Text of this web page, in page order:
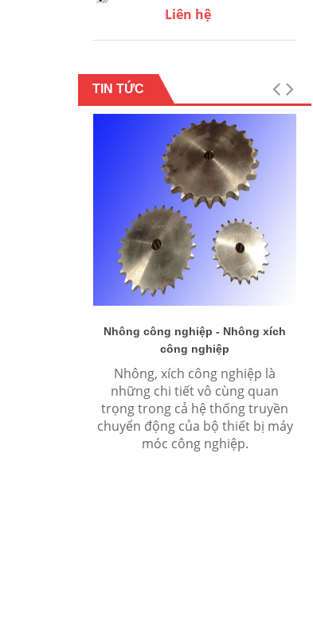
Liên hệ
TIN TỨC
Nhông công nghiệp - Nhông xích
công nghiệp
Nhông, xích công nghiệp là
những chi tiết vô cùng quan
trọng trong cả hệ thống truyền
chuyển động của bộ thiết bị máy
móc công nghiệp.